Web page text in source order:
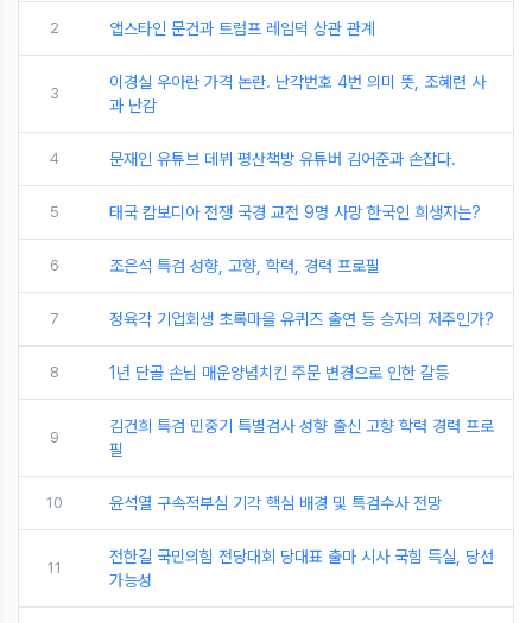
2 앱스타인 문건과 트럼프 레임덕 상관 관계
3
이경실 우아란 가격 논란. 난각번호 4번 의미 뜻, 조혜련 사
과 난감
4 문재인 유튜브 데뷔 평산책방 유튜버 김어준과 손잡다.
5 태국 캄보디아 전쟁 국경 교전 9명 사망 한국인 희생자는?
6 조은석 특검 성향, 고향, 학력, 경력 프로필
7 정육각 기업회생 초록마을 유퀴즈 출연 등 승자의 저주인가?
8 1년 단골 손님 매운양념치킨 주문 변경으로 인한 갈등
9
김건희 특검 민중기 특별검사 성향 출신 고향 학력 경력 프로
필
10 윤석열 구속적부심 기각 핵심 배경 및 특검수사 전망
11
전한길 국민의힘 전당대회 당대표 출마 시사 국힘 득실, 당선
가능성